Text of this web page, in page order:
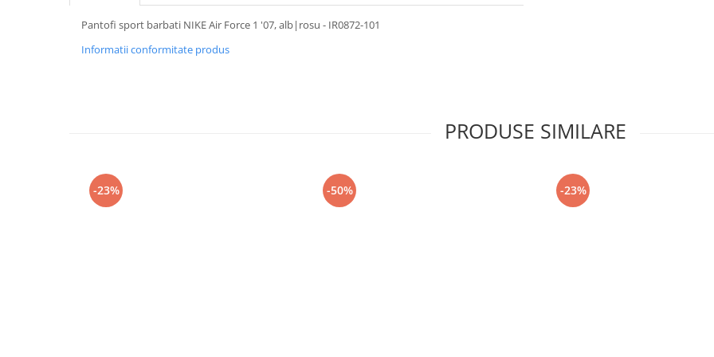
Pantofi sport barbati NIKE Air Force 1 '07, alb|rosu - IR0872-101
Informatii conformitate produs
PRODUSE SIMILARE
-23% -50% -23%